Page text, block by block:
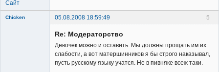
Сайт
5
Chicken
05.08.2008 18:59:49
Re: Модераторство
Девочек можно и оставить. Мы должны прощать им их
слабости, а вот матершинников я бы строго наказывал,
пусть русскому языку учатся. Не в пивняке всеж таки.